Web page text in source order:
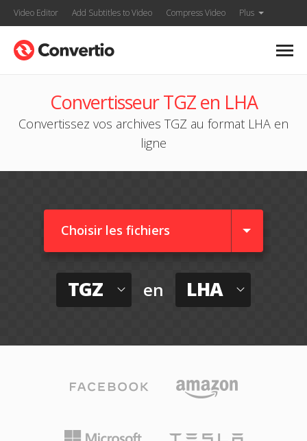
Video Editor Add Subtitles to Video Compress Video Plus
Convertisseur TGZ en LHA
Convertissez vos archives TGZ au format LHA en
ligne
Choisir les fichiers
TGZ en LHA